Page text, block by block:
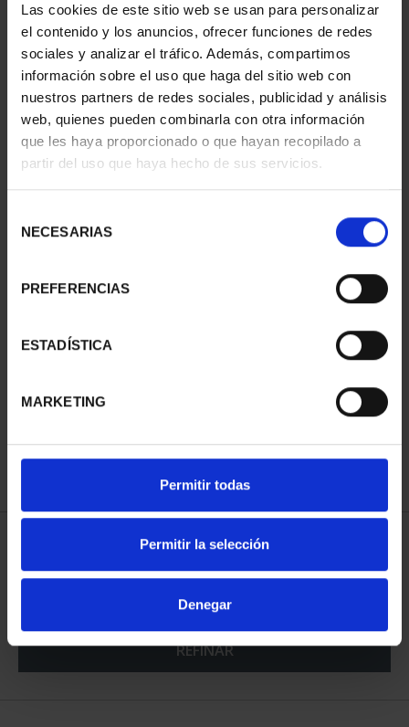
Las cookies de este sitio web se usan para personalizar
el contenido y los anuncios, ofrecer funciones de redes
sociales y analizar el tráfico. Además, compartimos
información sobre el uso que haga del sitio web con
nuestros partners de redes sociales, publicidad y análisis
web, quienes pueden combinarla con otra información
que les haya proporcionado o que hayan recopilado a
partir del uso que haya hecho de sus servicios.
NECESARIAS
PREFERENCIAS
ESTADÍSTICA
MARKETING
Permitir todas
Permitir la selección
Denegar
JOYAS NUMISMATICAS
IX (2019) CASA DE AUS...
245,00 €
BICENTENARIO PRADO
2 ESCUDOS PASITELES
1.245,00 €
BICENTENARIO PRADO
2 ESCUDOS LEONE
1.245,00 €
BICENTENARIO PRADO
2 ESCUDOS BENEDETTO
REFINAR